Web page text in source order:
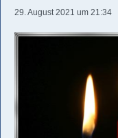
29. August 2021 um 21:34